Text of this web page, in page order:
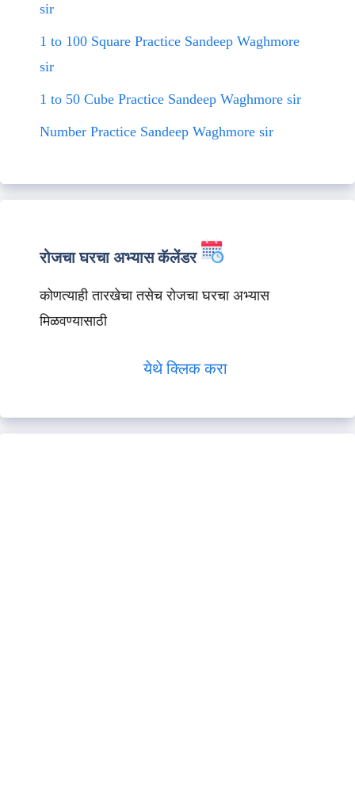
sir
1 to 100 Square Practice Sandeep Waghmore
sir
1 to 50 Cube Practice Sandeep Waghmore sir
Number Practice Sandeep Waghmore sir
रोजचा घरचा अभ्यास कॅलेंडर
कोणत्याही तारखेचा तसेच रोजचा घरचा अभ्यास
मिळवण्यासाठी
येथे क्लिक करा